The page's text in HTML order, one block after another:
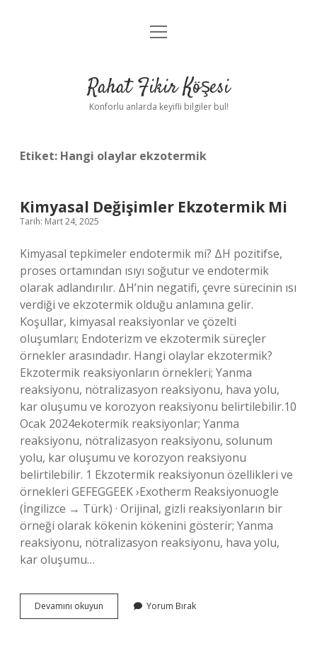
Anasayfa
Yasal Uyarı
menüyü
Rahat Fikir Köşesi
Konforlu anlarda keyifli bilgiler bul!
Etiket: Hangi olaylar ekzotermik
Kimyasal Değişimler Ekzotermik Mi
Tarih: Mart 24, 2025
Kimyasal tepkimeler endotermik mi? ΔH pozitifse,
proses ortamından ısıyı soğutur ve endotermik
olarak adlandırılır. ΔH’nin negatifi, çevre sürecinin ısı
verdiği ve ekzotermik olduğu anlamına gelir.
Koşullar, kimyasal reaksiyonlar ve çözelti
oluşumları; Endoterizm ve ekzotermik süreçler
örnekler arasındadır. Hangi olaylar ekzotermik?
Ekzotermik reaksiyonların örnekleri; Yanma
reaksiyonu, nötralizasyon reaksiyonu, hava yolu,
kar oluşumu ve korozyon reaksiyonu belirtilebilir.10
Ocak 2024ekotermik reaksiyonlar; Yanma
reaksiyonu, nötralizasyon reaksiyonu, solunum
yolu, kar oluşumu ve korozyon reaksiyonu
belirtilebilir. 1 Ekzotermik reaksiyonun özellikleri ve
örnekleri GEFEGGEEK ›Exotherm Reaksiyonuogle
(İngilizce → Türk) · Orijinal, gizli reaksiyonların bir
örneği olarak kökenin kökenini gösterir; Yanma
reaksiyonu, nötralizasyon reaksiyonu, hava yolu,
kar oluşumu…
Devamını okuyun Kimyasal
Değişimler
Yorum Bırak